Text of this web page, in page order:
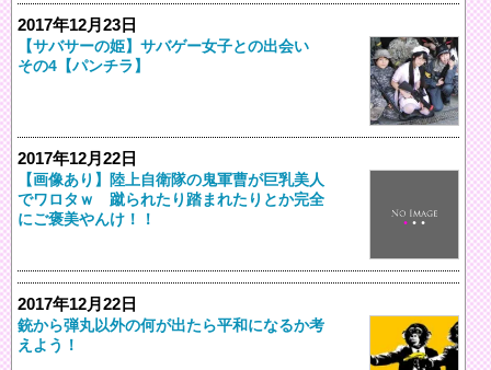
2017年12月23日
【サバサーの姫】サバゲー女子との出会い
その4【パンチラ】
2017年12月22日
【画像あり】陸上自衛隊の鬼軍曹が巨乳美人
でワロタｗ 蹴られたり踏まれたりとか完全
にご褒美やんけ！！
2017年12月22日
銃から弾丸以外の何が出たら平和になるか考
えよう！